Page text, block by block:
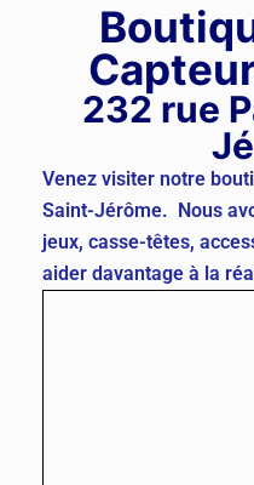
232 rue
Venez visiter notre
Saint-Jérôme. Nous
jeux, casse-têtes,
aider davantage à la